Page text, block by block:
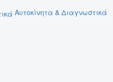
Αυτοκίνητα & Διαγνωστικά